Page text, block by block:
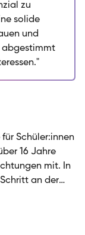
mit kreativer
an deiner
stimmlichem
die dich
nur um
anfängst
Ich
Zielen
und
zu
solide
und
abgestimmt
Schüler:innen
16 Jahre
mit. In
an der
gezielten